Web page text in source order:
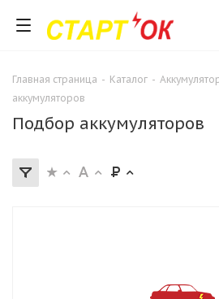
Главная страница - Каталог -
аккумуляторов
Подбор аккумуляторов